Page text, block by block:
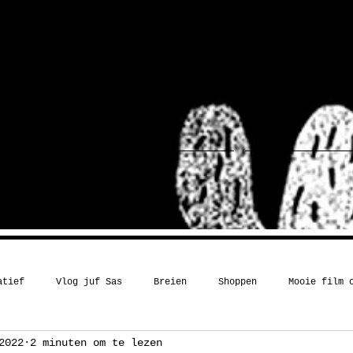
Blog
Vlog juf Sas Breien Shoppen Mooie film
Kerst Boekentip Recept
2 minuten om te lezen